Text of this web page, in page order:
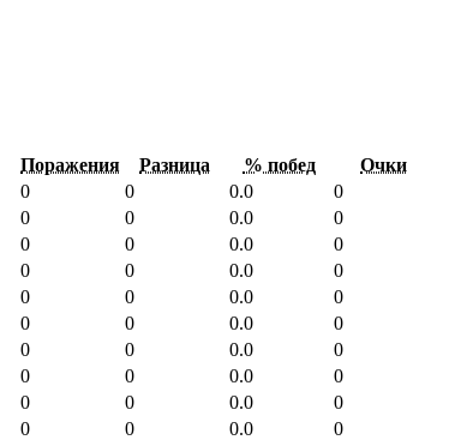
Поражения Разница % побед
Очки
0 0 0.0
0
0 0 0.0
0
0 0 0.0
0
0 0 0.0
0
0 0 0.0
0
0 0 0.0
0
0 0 0.0
0
0 0 0.0
0
0 0 0.0
0
0 0 0.0
0